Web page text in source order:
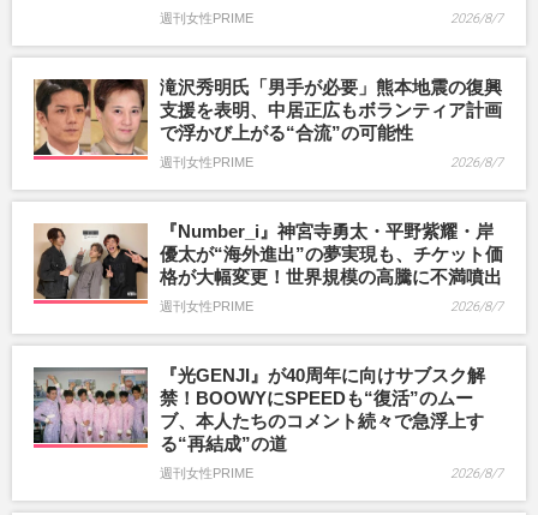
週刊女性PRIME 2026/8/7
滝沢秀明氏「男手が必要」熊本地震の復興
支援を表明、中居正広もボランティア計画
で浮かび上がる“合流”の可能性
週刊女性PRIME 2026/8/7
『Number_i』神宮寺勇太・平野紫耀・岸
優太が“海外進出”の夢実現も、チケット価
格が大幅変更！世界規模の高騰に不満噴出
週刊女性PRIME 2026/8/7
『光GENJI』が40周年に向けサブスク解
禁！BOOWYにSPEEDも“復活”のムー
ブ、本人たちのコメント続々で急浮上す
る“再結成”の道
週刊女性PRIME 2026/8/7